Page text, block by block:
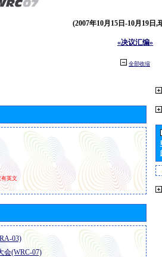
(2007年10月15日-10月19日,
«决议汇编»
全部收缩
有英文
03)
会(WRC-07)